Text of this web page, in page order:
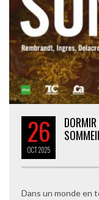
26
OCT2025
Dans un monde en